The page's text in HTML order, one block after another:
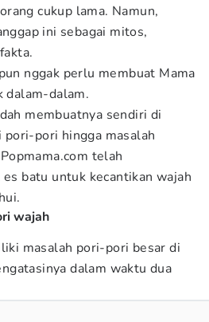
cukup lama. Namun,
ini sebagai mitos,
nggak perlu membuat Mama
dalam-dalam.
membuatnya sendiri di
pori-pori hingga masalah
telah
batu untuk kecantikan wajah
wajah
masalah pori-pori besar di
dalam waktu dua